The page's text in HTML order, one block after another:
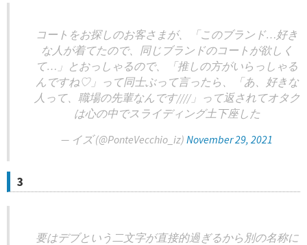
コートをお探しのお客さまが、「このブランド…好き
な人が着てたので、同じブランドのコートが欲しく
て…」とおっしゃるので、「推しの方がいらっしゃる
んですね♡」って同士ぶって言ったら、「あ、好きな
人って、職場の先輩なんです////」って返されてオタク
は心の中でスライディング土下座した
— イズ (@PonteVecchio_iz) November 29, 2021
3
要はデブという二文字が直接的過ぎるから別の名称に